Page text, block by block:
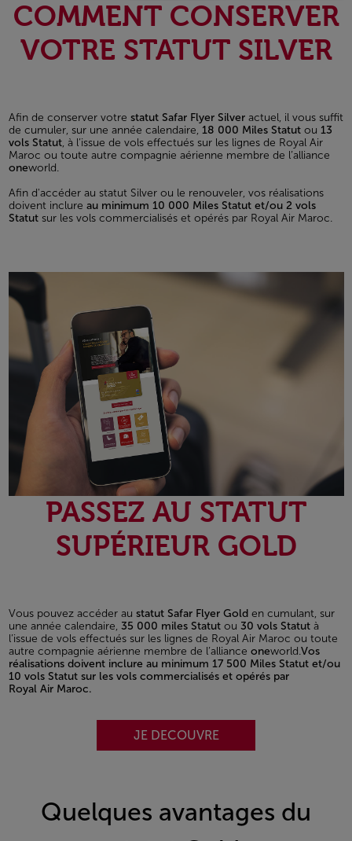
COMMENT CONSERVER
VOTRE STATUT SILVER
Afin de conserver votre statut Safar Flyer Silveractuel, il vous suffit
de cumuler, sur une année calendaire, 18 000 Miles Statutou 13
vols Statut, à l’issue de vols effectués sur les lignes de Royal Air
Maroc ou toute autre compagnie aérienne membre de l’alliance
oneworld.
Afin d'accéder au statut Silver ou le renouveler, vos réalisations
doivent inclure au minimum 10 000 Miles Statut et/ou 2 vols
Statut sur les vols commercialisés et opérés par Royal Air Maroc.
PASSEZ AU STATUT
SUPÉRIEUR GOLD
Vous pouvez accéder au statut Safar Flyer Golden cumulant, sur
une année calendaire, 35 000 miles Statutou 30 vols Statutà
l’issue de vols effectués sur les lignes de Royal Air Maroc ou toute
autre compagnie aérienne membre de l’alliance oneworld.Vos
réalisations doivent inclure au minimum 17 500 Miles Statut et/ou
10 vols Statut sur les vols commercialisés et opérés par
Royal Air Maroc.
JE DECOUVRE
Quelques avantages du